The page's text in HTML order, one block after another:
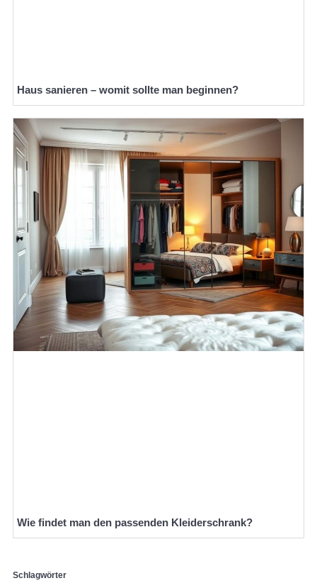
Haus sanieren – womit sollte man beginnen?
Wie findet man den passenden Kleiderschrank?
Schlagwörter